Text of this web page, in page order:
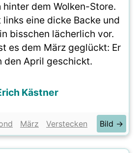
dem Wolken-Store.
eine dicke Backe und
bisschen lächerlich vor.
es dem März geglückt: Er
den April geschickt.
Kästner
März Verstecken Bild →